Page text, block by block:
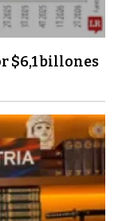
$6,1 billones